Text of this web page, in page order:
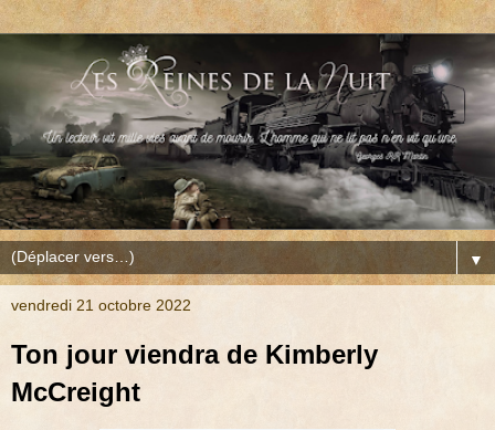
▼
vendredi 21 octobre 2022
Ton jour viendra de Kimberly
McCreight